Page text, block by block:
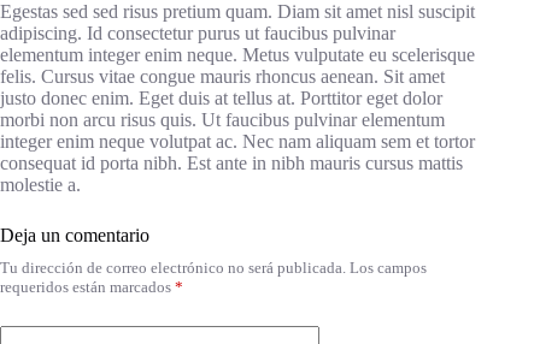
Egestas sed sed risus pretium quam. Diam sit amet nisl suscipit
adipiscing. Id consectetur purus ut faucibus pulvinar
elementum integer enim neque. Metus vulputate eu scelerisque
felis. Cursus vitae congue mauris rhoncus aenean. Sit amet
justo donec enim. Eget duis at tellus at. Porttitor eget dolor
morbi non arcu risus quis. Ut faucibus pulvinar elementum
integer enim neque volutpat ac. Nec nam aliquam sem et tortor
consequat id porta nibh. Est ante in nibh mauris cursus mattis
molestie a.
Deja un comentario
Tu dirección de correo electrónico no será publicada. Los campos
requeridos están marcados *